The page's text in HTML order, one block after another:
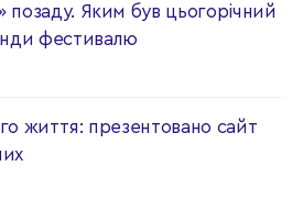
позаду. Яким був цьогорічний
фестивалю
життя: презентовано сайт